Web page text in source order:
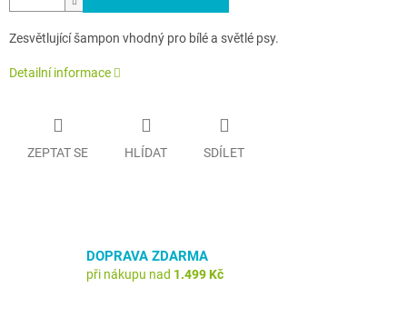
Zesvětlující šampon vhodný pro bílé a světlé psy.
Detailní informace
ZEPTAT SE HLÍDAT SDÍLET
DOPRAVA ZDARMA
při nákupu nad 1.499 Kč